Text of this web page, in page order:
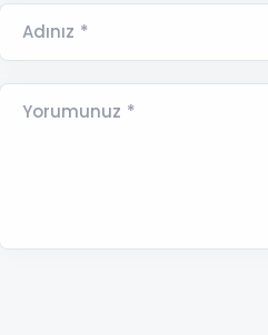
Adınız *
Yorumunuz *